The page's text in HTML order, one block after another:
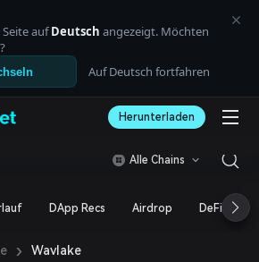
aufDeutsch angezeigt. Möchten
Auf Deutsch fortfahren
Herunterladen
Alle Chains
DApp Recs Airdrop DeFi
› Wavlake